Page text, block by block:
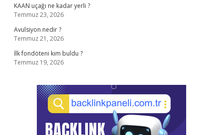
KAAN uçağı ne kadar yerli ?
Temmuz 23, 2026
Avulsiyon nedir ?
Temmuz 21, 2026
İlk fondöteni kim buldu ?
Temmuz 19, 2026